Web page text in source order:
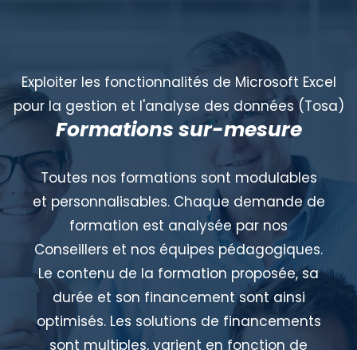
Exploiter les fonctionnalités de Microsoft Excel
pour la gestion et l'analyse des données (Tosa)
Formations sur-mesure
Toutes nos formations sont modulables
et personnalisables. Chaque demande de
formation est analysée par nos
Conseillers et nos équipes pédagogiques.
Le contenu de la formation proposée, sa
durée et son financement sont ainsi
optimisés. Les solutions de financements
sont multiples, varient en fonction de